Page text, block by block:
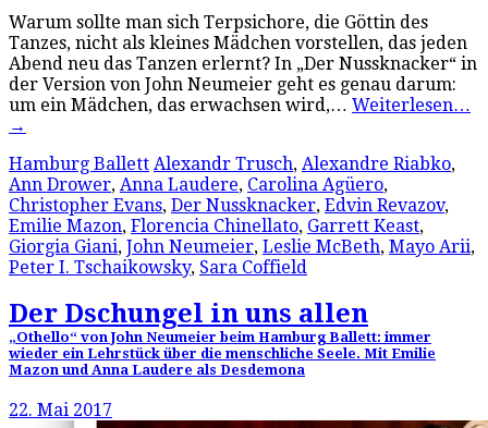
Warum sollte man sich Terpsichore, die Göttin des
Tanzes, nicht als kleines Mädchen vorstellen, das jeden
Abend neu das Tanzen erlernt? In „Der Nussknacker“ in
der Version von John Neumeier geht es genau darum:
um ein Mädchen, das erwachsen wird,… Weiterlesen…
→
Hamburg Ballett Alexandr Trusch, Alexandre Riabko,
Ann Drower, Anna Laudere, Carolina Agüero,
Christopher Evans, Der Nussknacker, Edvin Revazov,
Emilie Mazon, Florencia Chinellato, Garrett Keast,
Giorgia Giani, John Neumeier, Leslie McBeth, Mayo Arii,
Peter I. Tschaikowsky, Sara Coffield
Der Dschungel in uns allen
„Othello“ von John Neumeier beim Hamburg Ballett: immer
wieder ein Lehrstück über die menschliche Seele. Mit Emilie
Mazon und Anna Laudere als Desdemona
22. Mai 2017